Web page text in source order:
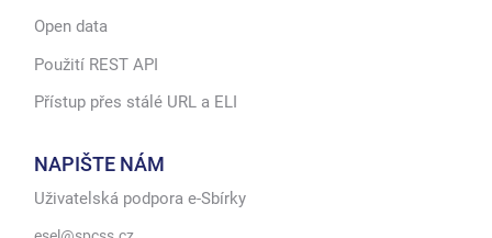
Open data
Použití REST API
Přístup přes stálé URL a ELI
NAPIŠTE NÁM
Uživatelská podpora e-Sbírky